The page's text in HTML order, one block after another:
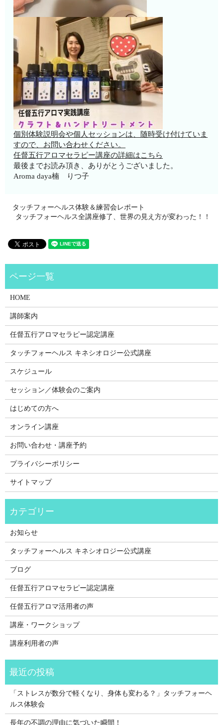
個別体験説明会や個人セッションは、随時受け付けていま
すので、お問い合わせください。
任督五行アロマセラピー講座の詳細はこちら
最後までお読み頂き、ありがとうございました。
Aroma daya楠 りつ子
タッチフォーヘルス体験＆練習会レポート
タッチフォーヘルス全講座修了、世界の見え方が変わった！！
HOME
講師案内
任督五行アロマセラピー認定講座
タッチフォーヘルス キネシオロジー公式講座
スケジュール
セッション／体験会のご案内
はじめての方へ
オンライン講座
お問い合わせ・講座予約
プライバシーポリシー
サイトマップ
お知らせ
タッチフォーヘルス キネシオロジー公式講座
ブログ
任督五行アロマセラピー認定講座
任督五行アロマ活用者の声
講座・ワークショップ
講座利用者の声
「ストレスが数分で軽くなり、身体も変わる？」タッチフォーヘ
ルス体験会
長年の不調の理由に気づいた瞬間！